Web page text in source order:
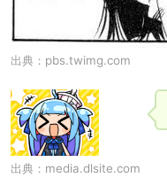
出典： pbs.twimg.com
出典： media.dlsite.com